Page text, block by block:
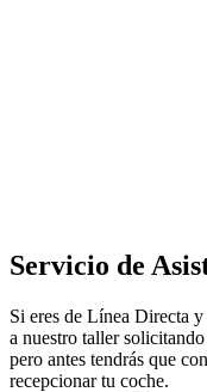
Servicio de
Si eres de Línea Directa
a nuestro taller
pero antes tendrás que
recepcionar tu coche.